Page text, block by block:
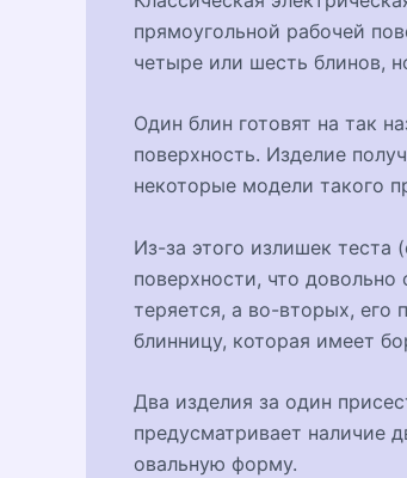
прямоугольной рабочей
четыре или шесть блинов,
Один блин готовят на так
поверхность. Изделие
некоторые модели такого
Из-за этого излишек теста
поверхности, что
теряется, а во-вторых, его
блинницу, которая имеет
Два изделия за один
предусматривает наличие
овальную форму.